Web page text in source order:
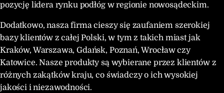
pozycję lidera rynku podłóg w regionie nowosądeckim.
Dodatkowo, nasza firma cieszy się zaufaniem szerokiej
bazy klientów z całej Polski, w tym z takich miast jak
Kraków, Warszawa, Gdańsk, Poznań, Wrocław czy
Katowice. Nasze produkty są wybierane przez klientów z
różnych zakątków kraju, co świadczy o ich wysokiej
jakości i niezawodności.